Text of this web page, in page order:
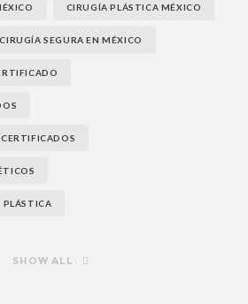
CIRUGÍA PLÁSTICA MÉXICO
CIRUGÍA SEGURA EN MÉXICO
PLÁSTICA
SHOW ALL